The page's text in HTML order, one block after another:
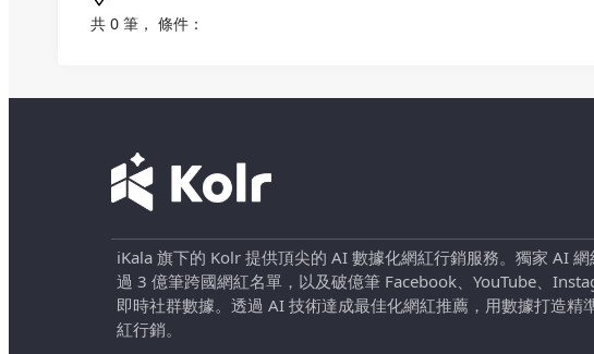
共 0 筆 ， 條件：
iKala 旗下的 Kolr 提供頂尖的 AI 數據化網紅行銷服務。獨家 AI
過 3 億筆跨國網紅名單，以及破億筆 Facebook、YouTube、
即時社群數據。透過 AI 技術達成最佳化網紅推薦，用數據打造精
紅行銷。